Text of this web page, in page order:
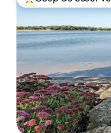
Coup de cœur